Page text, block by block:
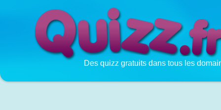
Des quizz gratuits dans tous les